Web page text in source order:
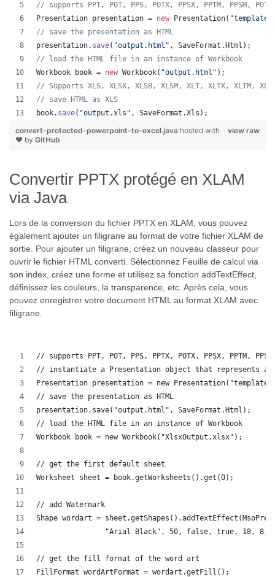
// supports PPT, POT, PPS, POTX, PPSX, PPTM, PPSM,
Presentation presentation = new Presentation(
// save the presentation as HTML
presentation. save( "output.html" , SaveFormat . Html );
// load the HTML file in an instance of Workbook
Workbook
book = new Workbook( "output.html" );
// Supports XLS, XLSX, XLSB, XLSM, XLT, XLTX, XLTM,
// save HTML as XLS
book. save( "output.xls" , SaveFormat .Xls );
view raw
convert-protected-powerpoint-to-excel.java hosted with
❤ by GitHub
Convertir PPTX protégé en XLAM
via Java
Lors de la conversion du fichier PPTX en XLAM, vous pouvez
également ajouter un filigrane au format de votre fichier XLAM de
sortie. Pour ajouter un filigrane, créez un nouveau classeur pour
ouvrir le fichier HTML converti. Sélectionnez Feuille de calcul via
son index, créez une forme et utilisez sa fonction addTextEffect,
définissez les couleurs, la transparence, etc. Après cela, vous
pouvez enregistrer votre document HTML au format XLAM avec
filigrane.
// supports PPT, POT, PPS, PPTX, POTX, PPSX, PPTM,
// instantiate a Presentation object that represents a
Presentation presentation = new
// save the presentation as HTML
presentation.save("output.html", SaveFormat.Html);
// load the HTML file in an instance of Workbook
Workbook book = new Workbook("XlsxOutput.xlsx");
// get the first default sheet
Worksheet sheet = book.getWorksheets().get(0);
// add Watermark
Shape wordart =
"Arial Black", 50, false, true, 18, 8,
// get the fill format of the word art
FillFormat wordArtFormat = wordart.getFill();